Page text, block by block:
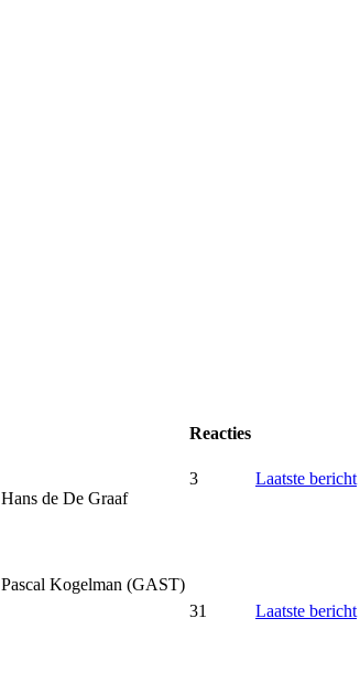
Reacties
Hans de De Graaf
3 Laatste bericht
Pascal Kogelman (GAST)
31 Laatste bericht